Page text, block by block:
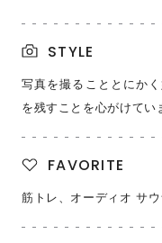
STYLE
写真を撮ることとにか
を残すことを心がけてい
FAVORITE
筋トレ、オーディオ サ